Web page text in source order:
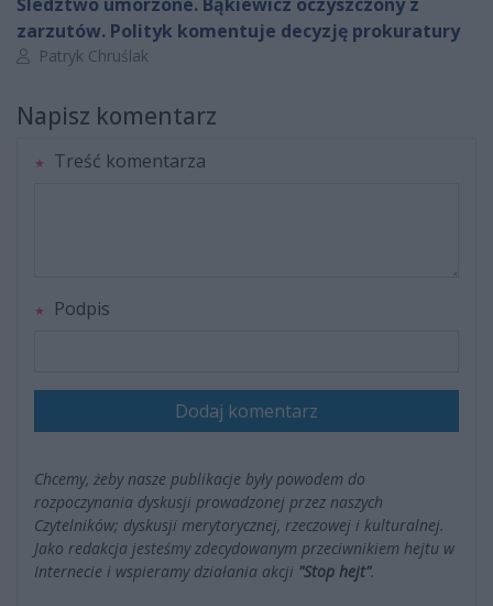
Śledztwo umorzone. Bąkiewicz oczyszczony z
zarzutów. Polityk komentuje decyzję prokuratury
Autor artykułu:
Patryk Chruślak
Napisz komentarz
Treść komentarza
Podpis
Dodaj komentarz
Chcemy, żeby nasze publikacje były powodem do
rozpoczynania dyskusji prowadzonej przez naszych
Czytelników; dyskusji merytorycznej, rzeczowej i kulturalnej.
Jako redakcja jesteśmy zdecydowanym przeciwnikiem hejtu w
Internecie i wspieramy działania akcji "Stop hejt".